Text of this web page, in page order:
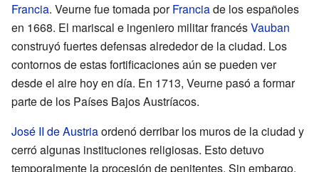
Francia. Veurne fue tomada porFranciade los españoles
en 1668. El mariscal e ingeniero militar francésVauban
construyó fuertes defensas alrededor de la ciudad. Los
contornos de estas fortificaciones aún se pueden ver
desde el aire hoy en día. En 1713, Veurne pasó a formar
parte de los Países Bajos Austríacos.
José II de Austriaordenó derribar los muros de la ciudad y
cerró algunas instituciones religiosas. Esto detuvo
temporalmente la procesión de penitentes. Sin embargo,